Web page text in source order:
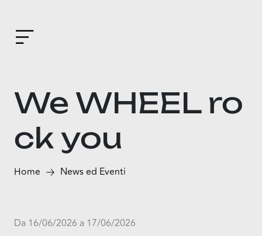
We WHEEL ro
ck you
Home News ed Eventi
Da 16/06/2026 a 17/06/2026